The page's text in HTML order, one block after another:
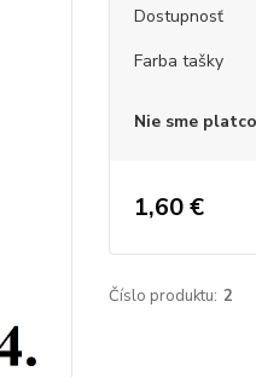
Dostupnosť
Farba tašky
Nie sme
1,60 €
Číslo produktu: 2